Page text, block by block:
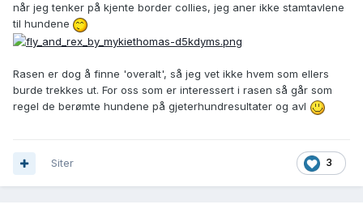
når jeg tenker på kjente border collies, jeg aner ikke stamtavlene
til hundene
Rasen er dog å finne 'overalt', så jeg vet ikke hvem som ellers
burde trekkes ut. For oss som er interessert i rasen så går som
regel de berømte hundene på gjeterhundresultater og avl
3
Siter